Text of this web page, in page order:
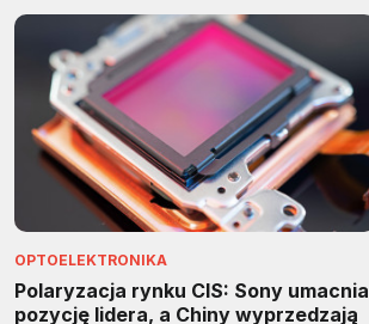
OPTOELEKTRONIKA
Polaryzacja rynku CIS: Sony umacnia
pozycję lidera, a Chiny wyprzedzają